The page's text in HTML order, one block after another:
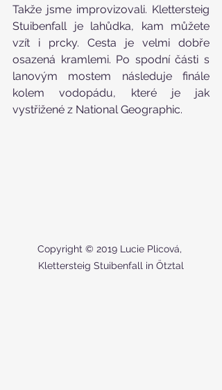
Takže jsme improvizovali. Klettersteig
Stuibenfall je lahůdka, kam můžete
vzít i prcky. Cesta je velmi dobře
osazená kramlemi. Po spodní části s
lanovým mostem následuje finále
kolem vodopádu, které je jak
vystřižené z National Geographic.
Copyright © 2019 Lucie Plicová,
Klettersteig Stuibenfall in Ötztal